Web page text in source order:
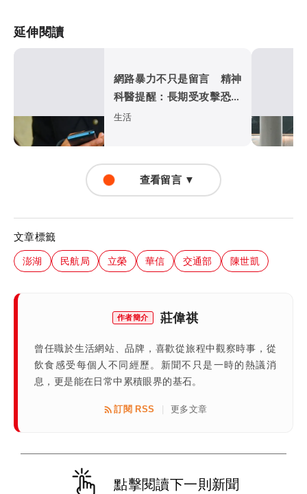
延伸閱讀
網路暴力不只是留言 精神
科醫提醒：長期受攻擊恐引
發憂鬱與失眠
生活
查看留言 ▼
文章標籤
澎湖 民航局 立榮 華信 交通部 陳世凱
作者簡介 莊偉祺
曾任職於生活網站、品牌，喜歡從旅程中觀察時事，從
飲食感受每個人不同經歷。新聞不只是一時的熱議消
息，更是能在日常中累積眼界的基石。
訂閱 RSS 更多文章
點擊閱讀下一則新聞